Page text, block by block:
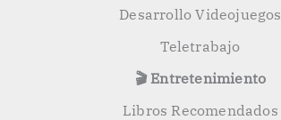
Desarrollo Videojuegos
Teletrabajo
🎬 Entretenimiento
Libros Recomendados